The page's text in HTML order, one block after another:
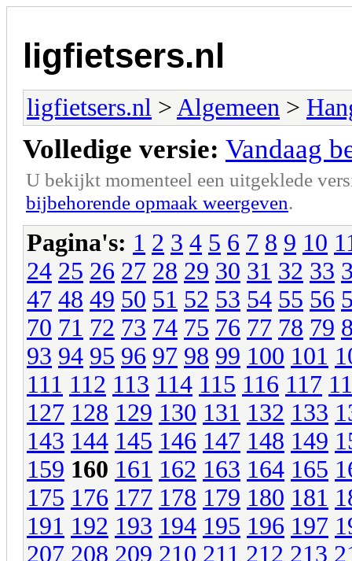
ligfietsers.nl
ligfietsers.nl > Algemeen >
Volledige versie: Vandaag
U bekijkt momenteel een uitgeklede
bijbehorende opmaak weergeven.
Pagina's: 1 2 3 4 5 6 7 8 9 10
24 25 26 27 28 29 30 31 32 33
47 48 49 50 51 52 53 54 55 56
70 71 72 73 74 75 76 77 78 79
93 94 95 96 97 98 99 100 101
111 112 113 114 115 116 117
127 128 129 130 131 132 133
143 144 145 146 147 148 149
159 160 161 162 163 164 165
175 176 177 178 179 180 181
191 192 193 194 195 196 197
207 208 209 210 211 212 213